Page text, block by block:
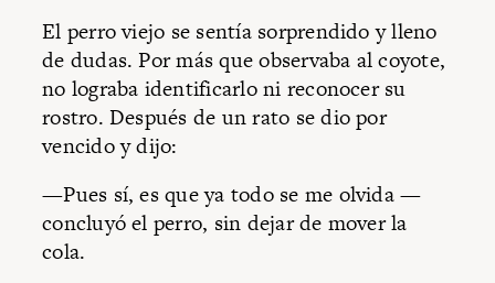
El perro viejo se sentía sorprendido y lleno
de dudas. Por más que observaba al coyote,
no lograba identificarlo ni reconocer su
rostro. Después de un rato se dio por
vencido y dijo:
—Pues sí, es que ya todo se me olvida —
concluyó el perro, sin dejar de mover la
cola.